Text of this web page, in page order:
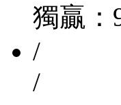
獨贏：
/
/